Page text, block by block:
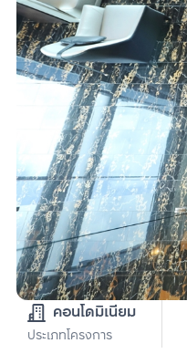
คอนโดมิเนียม
ประเภทโครงการ